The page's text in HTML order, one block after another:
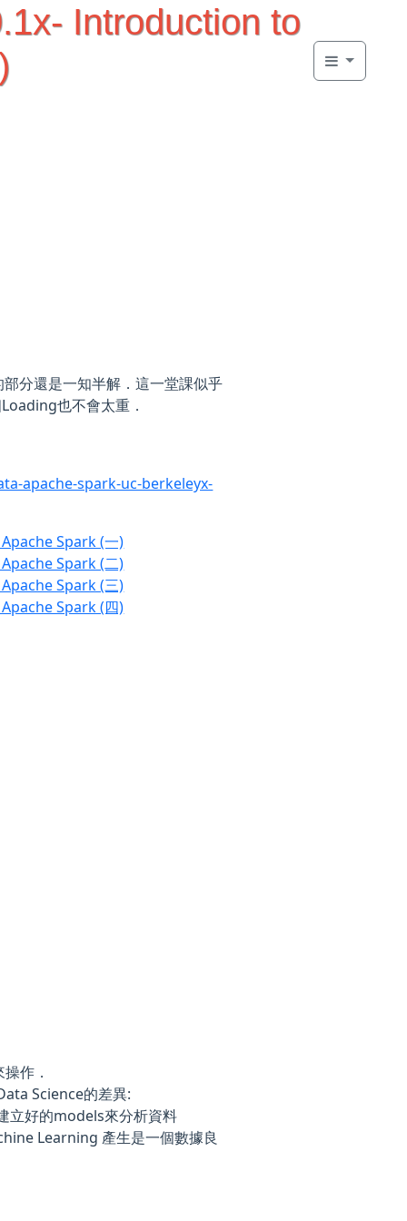
Introduction to
分還是一知半解．這一堂課似乎
也不會太重．
apache-spark-uc-berkeleyx-
Spark (一)
Spark (二)
Spark (三)
Spark (四)
操作．
Science的差異:
立好的models來分析資料
Learning 產生是一個數據良